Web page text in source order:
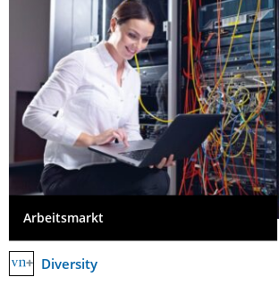
Arbeitsmarkt
Diversity